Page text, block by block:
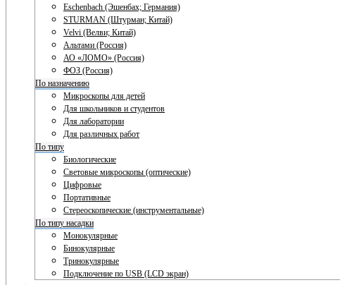
Eschenbach (Эшенбах; Германия)
STURMAN (Штурман; Китай)
Velvi (Велви; Китай)
Альтами (Россия)
АО «ЛОМО» (Россия)
ФОЗ (Россия)
По назначению
Микроскопы для детей
Для школьников и студентов
Для лаборатории
Для различных работ
По типу
Биологические
Световые микроскопы (оптические)
Цифровые
Портативные
Стереоскопические (инструментальные)
По типу насадки
Монокулярные
Бинокулярные
Тринокулярные
Подключение по USB (LCD экран)